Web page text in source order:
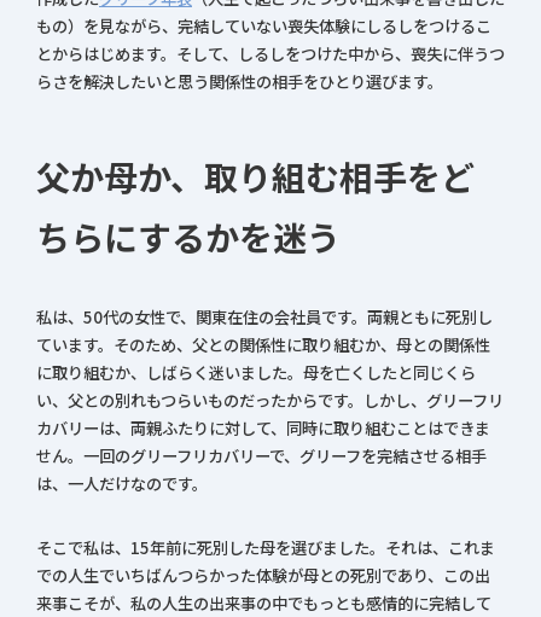
もの）を見ながら、完結していない喪失体験にしるしをつけるこ
とからはじめます。そして、しるしをつけた中から、喪失に伴うつ
らさを解決したいと思う関係性の相手をひとり選びます。
父か母か、取り組む相手をど
ちらにするかを迷う
私は、50代の女性で、関東在住の会社員です。両親ともに死別し
ています。そのため、父との関係性に取り組むか、母との関係性
に取り組むか、しばらく迷いました。母を亡くしたと同じくら
い、父との別れもつらいものだったからです。しかし、グリーフリ
カバリーは、両親ふたりに対して、同時に取り組むことはできま
せん。一回のグリーフリカバリーで、グリーフを完結させる相手
は、一人だけなのです。
そこで私は、15年前に死別した母を選びました。それは、これま
での人生でいちばんつらかった体験が母との死別であり、この出
来事こそが、私の人生の出来事の中でもっとも感情的に完結して